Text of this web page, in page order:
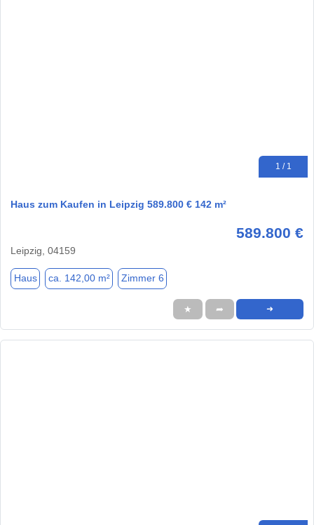
1 / 1
Haus zum Kaufen in Leipzig 589.800 € 142 m²
589.800 €
Leipzig, 04159
Haus ca. 142,00 m² Zimmer 6
★ ➦ ➜